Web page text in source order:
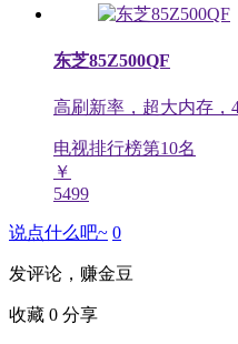
东芝85Z500QF
高刷新率，超大内存，
电视排行榜第10名
￥
5499
说点什么吧~ 0
发评论，赚金豆
收藏 0 分享